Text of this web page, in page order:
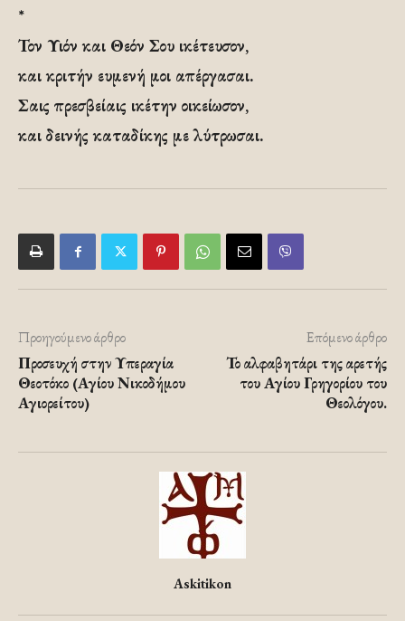
*
Τον Υιόν και Θεόν Σου ικέτευσον,
και κριτήν ευμενή μοι απέργασαι.
Σαις πρεσβείαις ικέτην οικείωσον,
και δεινής καταδίκης με λύτρωσαι.
Προηγούμενο άρθρο
Προσευχή στην Υπεραγία
Θεοτόκο (Αγίου Νικοδήμου
Αγιορείτου)
Επόμενο άρθρο
Το αλφαβητάρι της αρετής
του Αγίου Γρηγορίου του
Θεολόγου.
Askitikon